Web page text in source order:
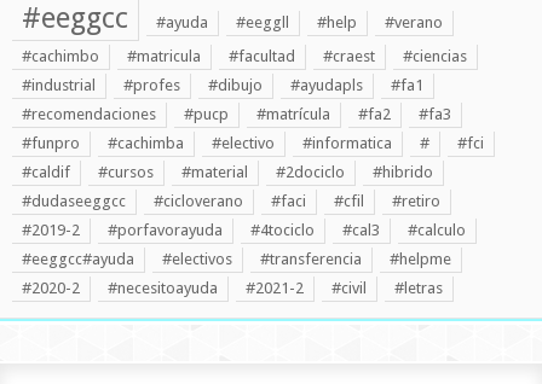
#eeggcc #ayuda #eeggll #help
#verano
#cachimbo
#matricula #facultad #craest
#ciencias
#industrial
#profes #dibujo #ayudapls
#fa1
#recomendaciones
#pucp #matrícula #fa2
#fa3
#funpro
#cachimba #electivo #informatica #
#fci
#caldif
#cursos #material #2dociclo
#hibrido
#dudaseeggcc
#cicloverano #faci #cfil
#retiro
#2019-2
#porfavorayuda #4tociclo #cal3
#calculo
#eeggcc#ayuda
#electivos #transferencia
#helpme
#2020-2
#necesitoayuda #2021-2 #civil #letras